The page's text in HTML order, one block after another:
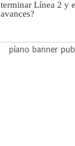
terminar Línea 2 y
avances?